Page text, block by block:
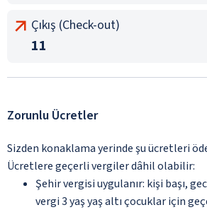
Çıkış (Check-out)
11
Zorunlu Ücretler
Sizden konaklama yerinde şu ücretleri
Ücretlere geçerli vergiler dâhil olabilir:
Şehir vergisi uygulanır: kişi başı,
vergi 3 yaş yaş altı çocuklar için